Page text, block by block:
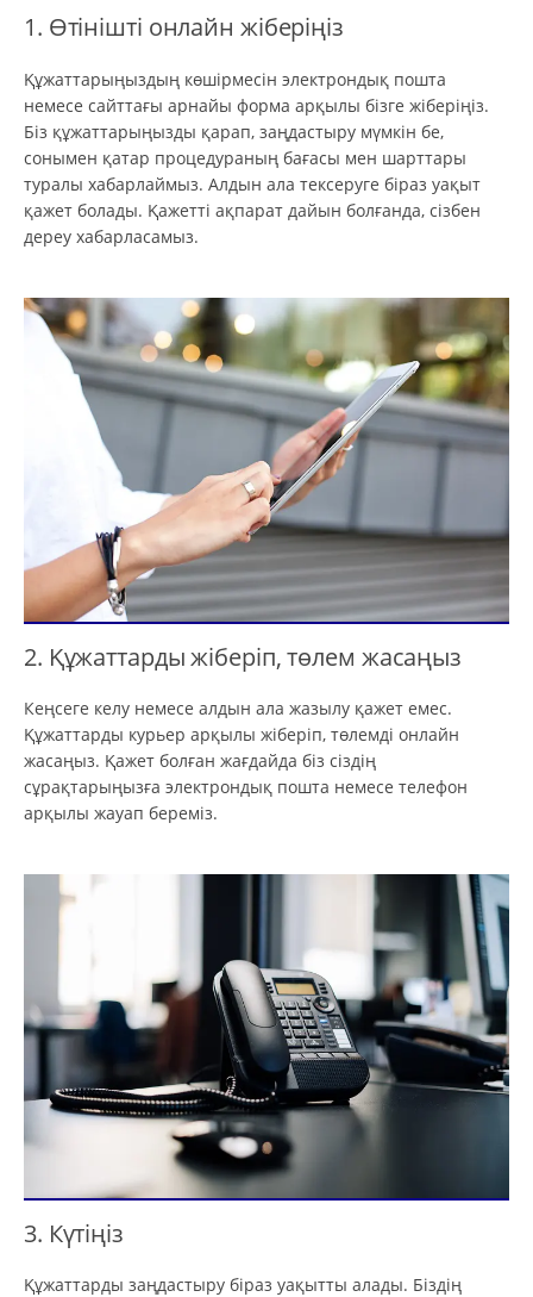
1. Өтінішті онлайн жіберіңіз
Құжаттарыңыздың көшірмесін электрондық пошта
немесе сайттағы арнайы форма арқылы бізге жіберіңіз.
Біз құжаттарыңызды қарап, заңдастыру мүмкін бе,
сонымен қатар процедураның бағасы мен шарттары
туралы хабарлаймыз. Алдын ала тексеруге біраз уақыт
қажет болады. Қажетті ақпарат дайын болғанда, сізбен
дереу хабарласамыз.
2. Құжаттарды жіберіп, төлем жасаңыз
Кеңсеге келу немесе алдын ала жазылу қажет емес.
Құжаттарды курьер арқылы жіберіп, төлемді онлайн
жасаңыз. Қажет болған жағдайда біз сіздің
сұрақтарыңызға электрондық пошта немесе телефон
арқылы жауап береміз.
3. Күтіңіз
Құжаттарды заңдастыру біраз уақытты алады. Біздің